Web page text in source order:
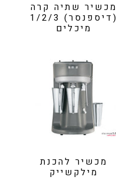
מכשיר שתיה קרה
(דיספנסר) 1/2/3
מיכלים
מכשיר להכנת
מילקשייק